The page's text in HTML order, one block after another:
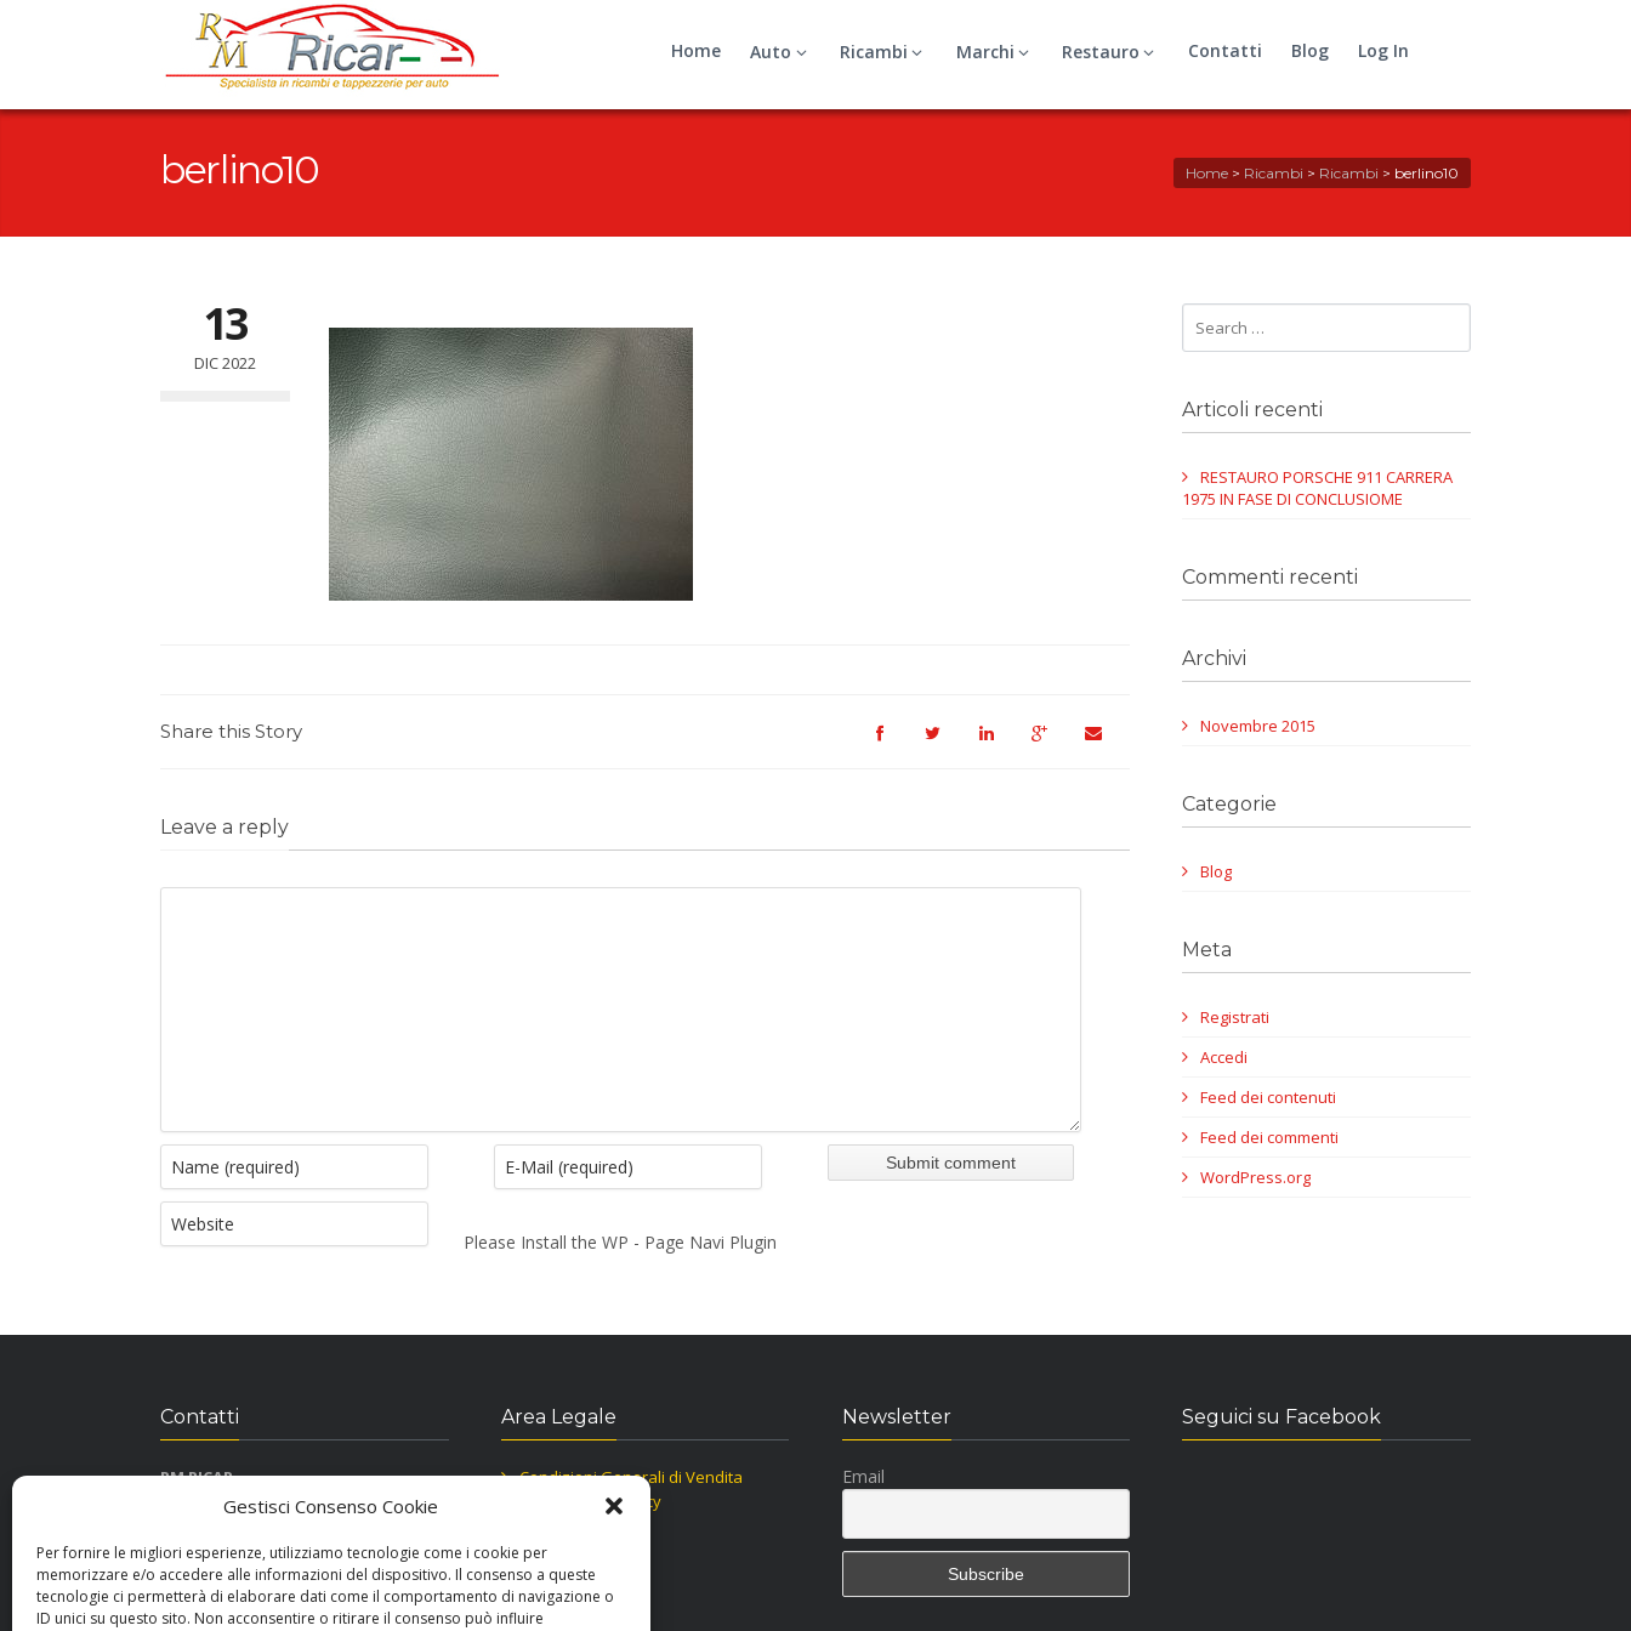
Gestisci Consenso Cookie
Per fornire le migliori esperienze, utilizziamo tecnologie come i cookie per
memorizzare e/o accedere alle informazioni del dispositivo. Il consenso a queste
tecnologie ci permetterà di elaborare dati come il comportamento di navigazione o
ID unici su questo sito. Non acconsentire o ritirare il consenso può influire
Home Auto Ricambi Marchi Restauro Contatti Blog Log In
berlino10 Home> Ricambi > Ricambi > berlino10
13
DIC 2022
Share this Story
Leave a reply
Please Install the WP - Page Navi Plugin
Articoli recenti
RESTAURO PORSCHE 911 CARRERA
1975 IN FASE DI CONCLUSIOME
Commenti recenti
Archivi
Novembre 2015
Categorie
Blog
Meta
Registrati
Accedi
Feed dei contenuti
Feed dei commenti
WordPress.org
Contatti
RM RICAR
Viale Principe, Traversa via Alfieri snc
Tel. 3486014453
rmricardiraffaelemuglia@gmail.com
P.Iva 03396530788
Area Legale
Condizioni Generali di Vendita
Informativa Privacy
Newsletter
Email
Seguici su Facebook